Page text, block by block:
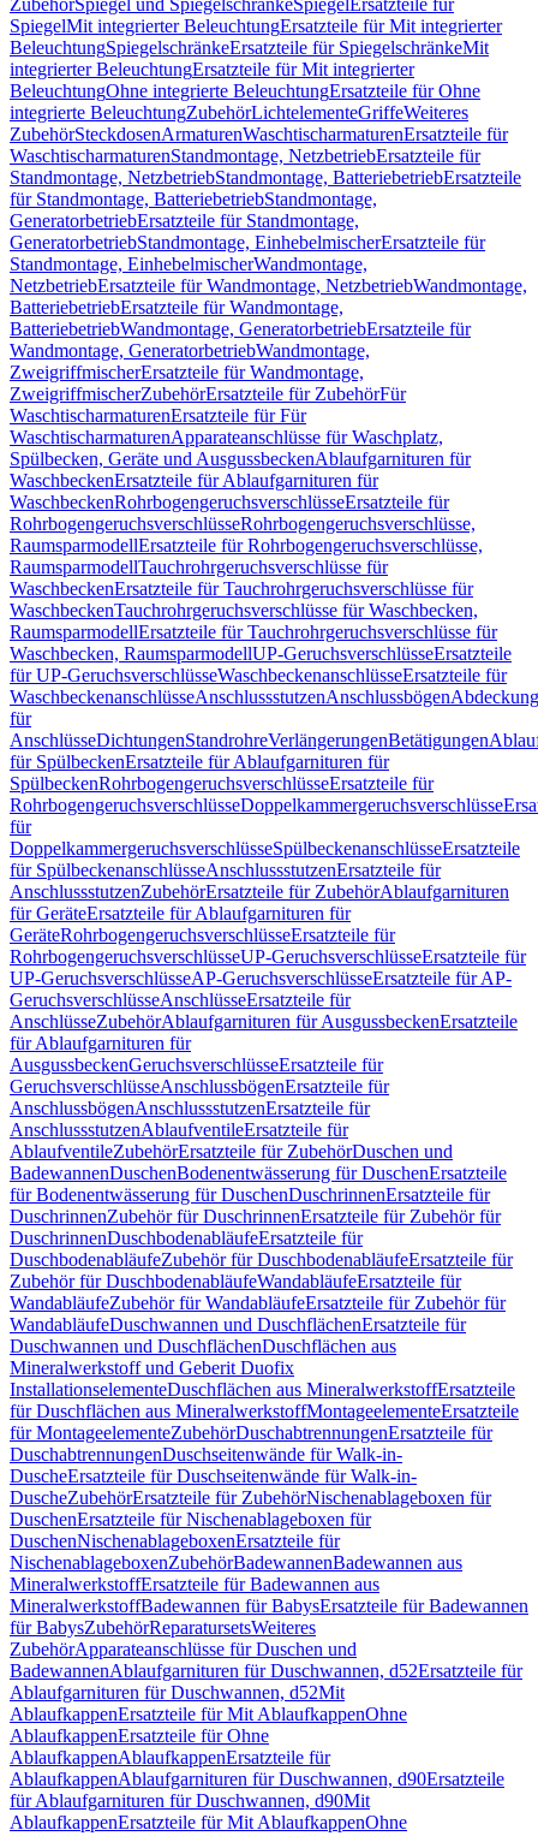
ZubehörSpiegel und SpiegelschränkeSpiegel Ersatzteile für
SpiegelMit integrierter BeleuchtungErsatzteile für Mit integrierter
BeleuchtungSpiegelschränkeErsatzteile für SpiegelschränkeMit
integrierter BeleuchtungErsatzteile für Mit integrierter
BeleuchtungOhne integrierte BeleuchtungErsatzteile für Ohne
integrierte BeleuchtungZubehörLichtelementeGriffeWeiteres
ZubehörSteckdosenArmaturenWaschtischarmaturenErsatzteile für
WaschtischarmaturenStandmontage, NetzbetriebErsatzteile für
Standmontage, NetzbetriebStandmontage, BatteriebetriebErsatzteile
für Standmontage, BatteriebetriebStandmontage,
GeneratorbetriebErsatzteile für Standmontage,
GeneratorbetriebStandmontage, EinhebelmischerErsatzteile für
Standmontage, EinhebelmischerWandmontage,
NetzbetriebErsatzteile für Wandmontage, NetzbetriebWandmontage,
BatteriebetriebErsatzteile für Wandmontage,
BatteriebetriebWandmontage, GeneratorbetriebErsatzteile für
Wandmontage, GeneratorbetriebWandmontage,
ZweigriffmischerErsatzteile für Wandmontage,
ZweigriffmischerZubehörErsatzteile für ZubehörFür
WaschtischarmaturenErsatzteile für Für
WaschtischarmaturenApparateanschlüsse für Waschplatz,
Spülbecken, Geräte und AusgussbeckenAblaufgarnituren für
WaschbeckenErsatzteile für Ablaufgarnituren für
WaschbeckenRohrbogengeruchsverschlüsseErsatzteile für
RohrbogengeruchsverschlüsseRohrbogengeruchsverschlüsse,
RaumsparmodellErsatzteile für Rohrbogengeruchsverschlüsse,
RaumsparmodellTauchrohrgeruchsverschlüsse für
WaschbeckenErsatzteile für Tauchrohrgeruchsverschlüsse für
WaschbeckenTauchrohrgeruchsverschlüsse für Waschbecken,
RaumsparmodellErsatzteile für Tauchrohrgeruchsverschlüsse für
Waschbecken, RaumsparmodellUP-GeruchsverschlüsseErsatzteile
für UP-GeruchsverschlüsseWaschbeckenanschlüsseErsatzteile für
WaschbeckenanschlüsseAnschlussstutzenAnschlussbögen
für
AnschlüsseDichtungenStandrohreVerlängerungenBetätigungen
für SpülbeckenErsatzteile für Ablaufgarnituren für
SpülbeckenRohrbogengeruchsverschlüsseErsatzteile für
RohrbogengeruchsverschlüsseDoppelkammergeruchsverschlüsse
für
DoppelkammergeruchsverschlüsseSpülbeckenanschlüsseErsatzteile
für SpülbeckenanschlüsseAnschlussstutzenErsatzteile für
AnschlussstutzenZubehörErsatzteile für ZubehörAblaufgarnituren
für GeräteErsatzteile für Ablaufgarnituren für
GeräteRohrbogengeruchsverschlüsseErsatzteile für
RohrbogengeruchsverschlüsseUP-GeruchsverschlüsseErsatzteile für
UP-GeruchsverschlüsseAP-GeruchsverschlüsseErsatzteile für AP-
GeruchsverschlüsseAnschlüsseErsatzteile für
AnschlüsseZubehörAblaufgarnituren für AusgussbeckenErsatzteile
für Ablaufgarnituren für
AusgussbeckenGeruchsverschlüsseErsatzteile für
GeruchsverschlüsseAnschlussbögenErsatzteile für
AnschlussbögenAnschlussstutzenErsatzteile für
AnschlussstutzenAblaufventileErsatzteile für
AblaufventileZubehörErsatzteile für ZubehörDuschen und
BadewannenDuschenBodenentwässerung für DuschenErsatzteile
für Bodenentwässerung für DuschenDuschrinnenErsatzteile für
DuschrinnenZubehör für DuschrinnenErsatzteile für Zubehör für
DuschrinnenDuschbodenabläufeErsatzteile für
DuschbodenabläufeZubehör für DuschbodenabläufeErsatzteile für
Zubehör für DuschbodenabläufeWandabläufeErsatzteile für
WandabläufeZubehör für WandabläufeErsatzteile für Zubehör für
WandabläufeDuschwannen und DuschflächenErsatzteile für
Duschwannen und DuschflächenDuschflächen aus
Mineralwerkstoff und Geberit Duofix
InstallationselementeDuschflächen aus MineralwerkstoffErsatzteile
für Duschflächen aus MineralwerkstoffMontageelementeErsatzteile
für MontageelementeZubehörDuschabtrennungenErsatzteile für
DuschabtrennungenDuschseitenwände für Walk-in-
DuscheErsatzteile für Duschseitenwände für Walk-in-
DuscheZubehörErsatzteile für ZubehörNischenablageboxen für
DuschenErsatzteile für Nischenablageboxen für
DuschenNischenablageboxenErsatzteile für
NischenablageboxenZubehörBadewannenBadewannen aus
MineralwerkstoffErsatzteile für Badewannen aus
MineralwerkstoffBadewannen für BabysErsatzteile für Badewannen
für BabysZubehörReparatursetsWeiteres
ZubehörApparateanschlüsse für Duschen und
BadewannenAblaufgarnituren für Duschwannen, d52Ersatzteile für
Ablaufgarnituren für Duschwannen, d52Mit
AblaufkappenErsatzteile für Mit AblaufkappenOhne
AblaufkappenErsatzteile für Ohne
AblaufkappenAblaufkappenErsatzteile für
AblaufkappenAblaufgarnituren für Duschwannen, d90Ersatzteile
für Ablaufgarnituren für Duschwannen, d90Mit
AblaufkappenErsatzteile für Mit AblaufkappenOhne